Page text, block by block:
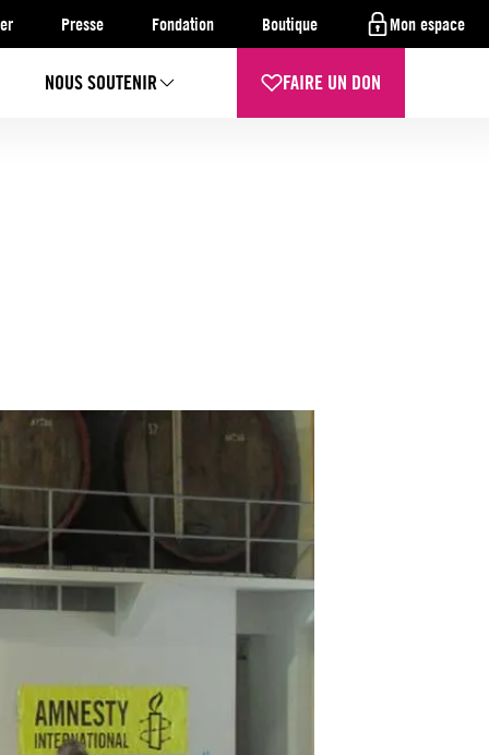
Presse Fondation Boutique Mon espace
NOUS SOUTENIR FAIRE UN DON